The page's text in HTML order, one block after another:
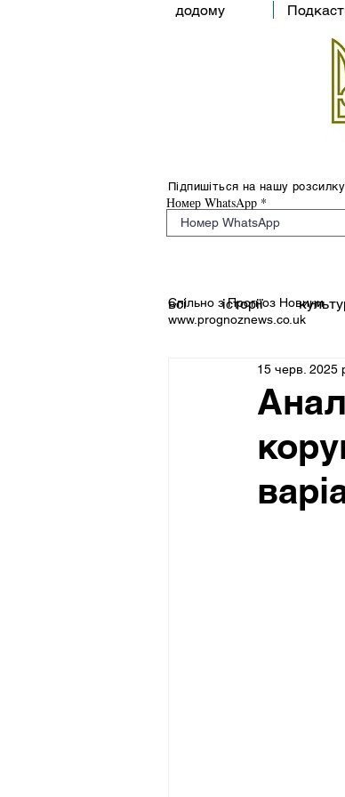
додому
Підпишіться на нашу розсилку
Номер WhatsApp
Спільно з Прогноз Новини
www.prognoznews.co.uk
всі історії
15 черв. 2025